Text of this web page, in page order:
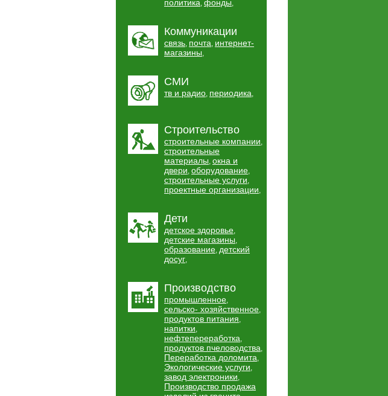
политика, фонды,
Коммуникации
связь, почта, интернет-
магазины,
СМИ
тв и радио, периодика,
Строительство
строительные компании,
строительные
материалы, окна и
двери, оборудование,
строительные услуги,
проектные организации,
Дети
детское здоровье,
детские магазины,
образование, детский
досуг,
Производство
промышленное,
сельско- хозяйственное,
продуктов питания,
напитки,
нефтепереработка,
продуктов пчеловодства,
Переработка доломита,
Экологические услуги,
завод электроники,
Производство продажа